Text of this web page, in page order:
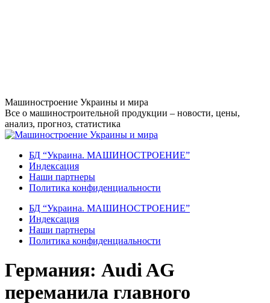
Перейти
к
содержанию
Машиностроение Украины и мира
Все о машиностроительной продукции – новости, цены,
анализ, прогноз, статистика
БД “Украина. МАШИНОСТРОЕНИЕ”
Индекcация
Наши партнеры
Политика конфиденциальности
БД “Украина. МАШИНОСТРОЕНИЕ”
Индекcация
Наши партнеры
Политика конфиденциальности
Германия: Audi AG
переманила главного